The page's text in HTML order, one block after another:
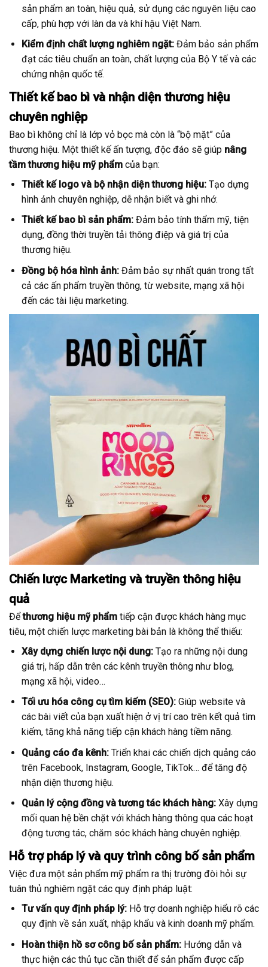
sản phẩm an toàn, hiệu quả, sử dụng các nguyên liệu cao
cấp, phù hợp với làn da và khí hậu Việt Nam.
Kiểm định chất lượng nghiêm ngặt:Đảm bảo sản phẩm
đạt các tiêu chuẩn an toàn, chất lượng của Bộ Y tế và các
chứng nhận quốc tế.
Thiết kế bao bì và nhận diện thương hiệu
chuyên nghiệp
Bao bì không chỉ là lớp vỏ bọc mà còn là “bộ mặt” của
thương hiệu. Một thiết kế ấn tượng, độc đáo sẽ giúp nâng
tầm thương hiệu mỹ phẩm của bạn:
Thiết kế logo và bộ nhận diện thương hiệu:Tạo dựng
hình ảnh chuyên nghiệp, dễ nhận biết và ghi nhớ.
Thiết kế bao bì sản phẩm:Đảm bảo tính thẩm mỹ, tiện
dụng, đồng thời truyền tải thông điệp và giá trị của
thương hiệu.
Đồng bộ hóa hình ảnh:Đảm bảo sự nhất quán trong tất
cả các ấn phẩm truyền thông, từ website, mạng xã hội
đến các tài liệu marketing.
Chiến lược Marketing và truyền thông hiệu
quả
Đểthương hiệu mỹ phẩm tiếp cận được khách hàng mục
tiêu, một chiến lược marketing bài bản là không thể thiếu:
Xây dựng chiến lược nội dung:Tạo ra những nội dung
giá trị, hấp dẫn trên các kênh truyền thông như blog,
mạng xã hội, video…
Tối ưu hóa công cụ tìm kiếm (SEO):Giúp website và
các bài viết của bạn xuất hiện ở vị trí cao trên kết quả tìm
kiếm, tăng khả năng tiếp cận khách hàng tiềm năng.
Quảng cáo đa kênh:Triển khai các chiến dịch quảng cáo
trên Facebook, Instagram, Google, TikTok… để tăng độ
nhận diện thương hiệu.
Quản lý cộng đồng và tương tác khách hàng:Xây dựng
mối quan hệ bền chặt với khách hàng thông qua các hoạt
động tương tác, chăm sóc khách hàng chuyên nghiệp.
Hỗ trợ pháp lý và quy trình công bố sản phẩm
Việc đưa một sản phẩm mỹ phẩm ra thị trường đòi hỏi sự
tuân thủ nghiêm ngặt các quy định pháp luật:
Tư vấn quy định pháp lý:Hỗ trợ doanh nghiệp hiểu rõ các
quy định về sản xuất, nhập khẩu và kinh doanh mỹ phẩm.
Hoàn thiện hồ sơ công bố sản phẩm:Hướng dẫn và
thực hiện các thủ tục cần thiết để sản phẩm được cấp